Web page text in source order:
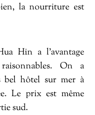
la nourriture est
Hin a l’avantage
On a
bel hôtel sur mer à
Le prix est même
sud.